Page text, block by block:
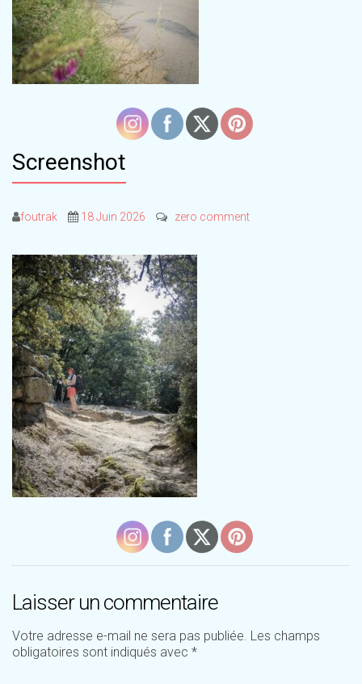
Screenshot
foutrak 18 Juin 2026 zero comment
Laisser un commentaire
Votre adresse e-mail ne sera pas publiée. Les champs
obligatoires sont indiqués avec *